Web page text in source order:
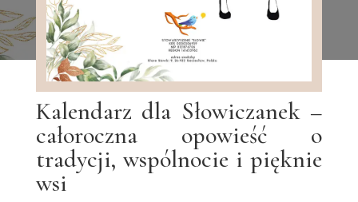
Kalendarz dla Słowiczanek –
całoroczna opowieść o
tradycji, wspólnocie i pięknie
wsi